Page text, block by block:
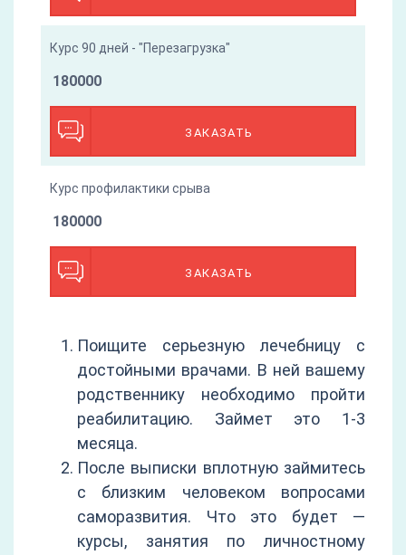
Курс 90 дней - "Перезагрузка"
ЗАКАЗАТЬ
180000
Курс профилактики срыва
ЗАКАЗАТЬ
180000
Поищите серьезную лечебницу с
достойными врачами. В ней вашему
родственнику необходимо пройти
реабилитацию. Займет это 1-3
месяца.
После выписки вплотную займитесь
с близким человеком вопросами
саморазвития. Что это будет —
курсы, занятия по личностному